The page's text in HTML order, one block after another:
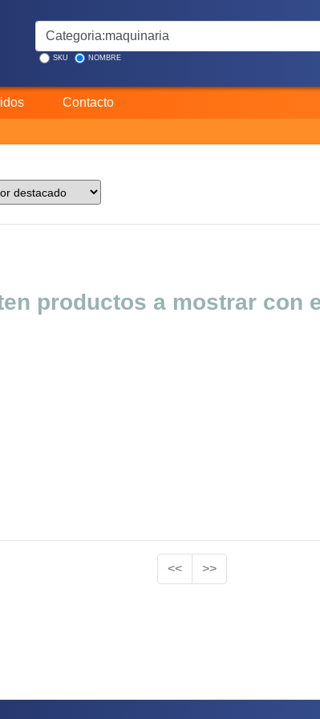
SKU NOMBRE
Contacto
productos a mostrar con